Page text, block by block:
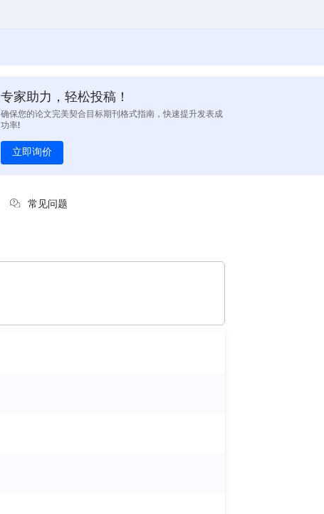
专家助力，轻松投稿！
确保您的论文完美契合目标期刊格式指南，快速提升发表成
功率!
立即询价
常见问题